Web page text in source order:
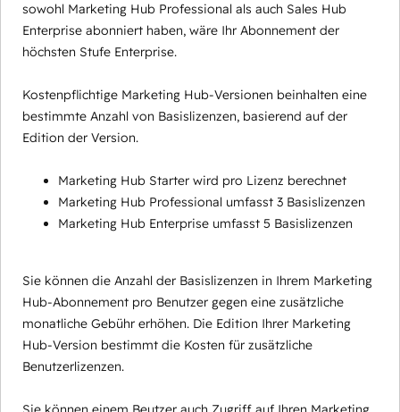
sowohl Marketing Hub Professional als auch Sales Hub
Enterprise abonniert haben, wäre Ihr Abonnement der
höchsten Stufe Enterprise.
Kostenpflichtige Marketing Hub-Versionen beinhalten eine
bestimmte Anzahl von Basislizenzen, basierend auf der
Edition der Version.
Marketing Hub Starter wird pro Lizenz berechnet
Marketing Hub Professional umfasst 3 Basislizenzen
Marketing Hub Enterprise umfasst 5 Basislizenzen
Sie können die Anzahl der Basislizenzen in Ihrem Marketing
Hub-Abonnement pro Benutzer gegen eine zusätzliche
monatliche Gebühr erhöhen. Die Edition Ihrer Marketing
Hub-Version bestimmt die Kosten für zusätzliche
Benutzerlizenzen.